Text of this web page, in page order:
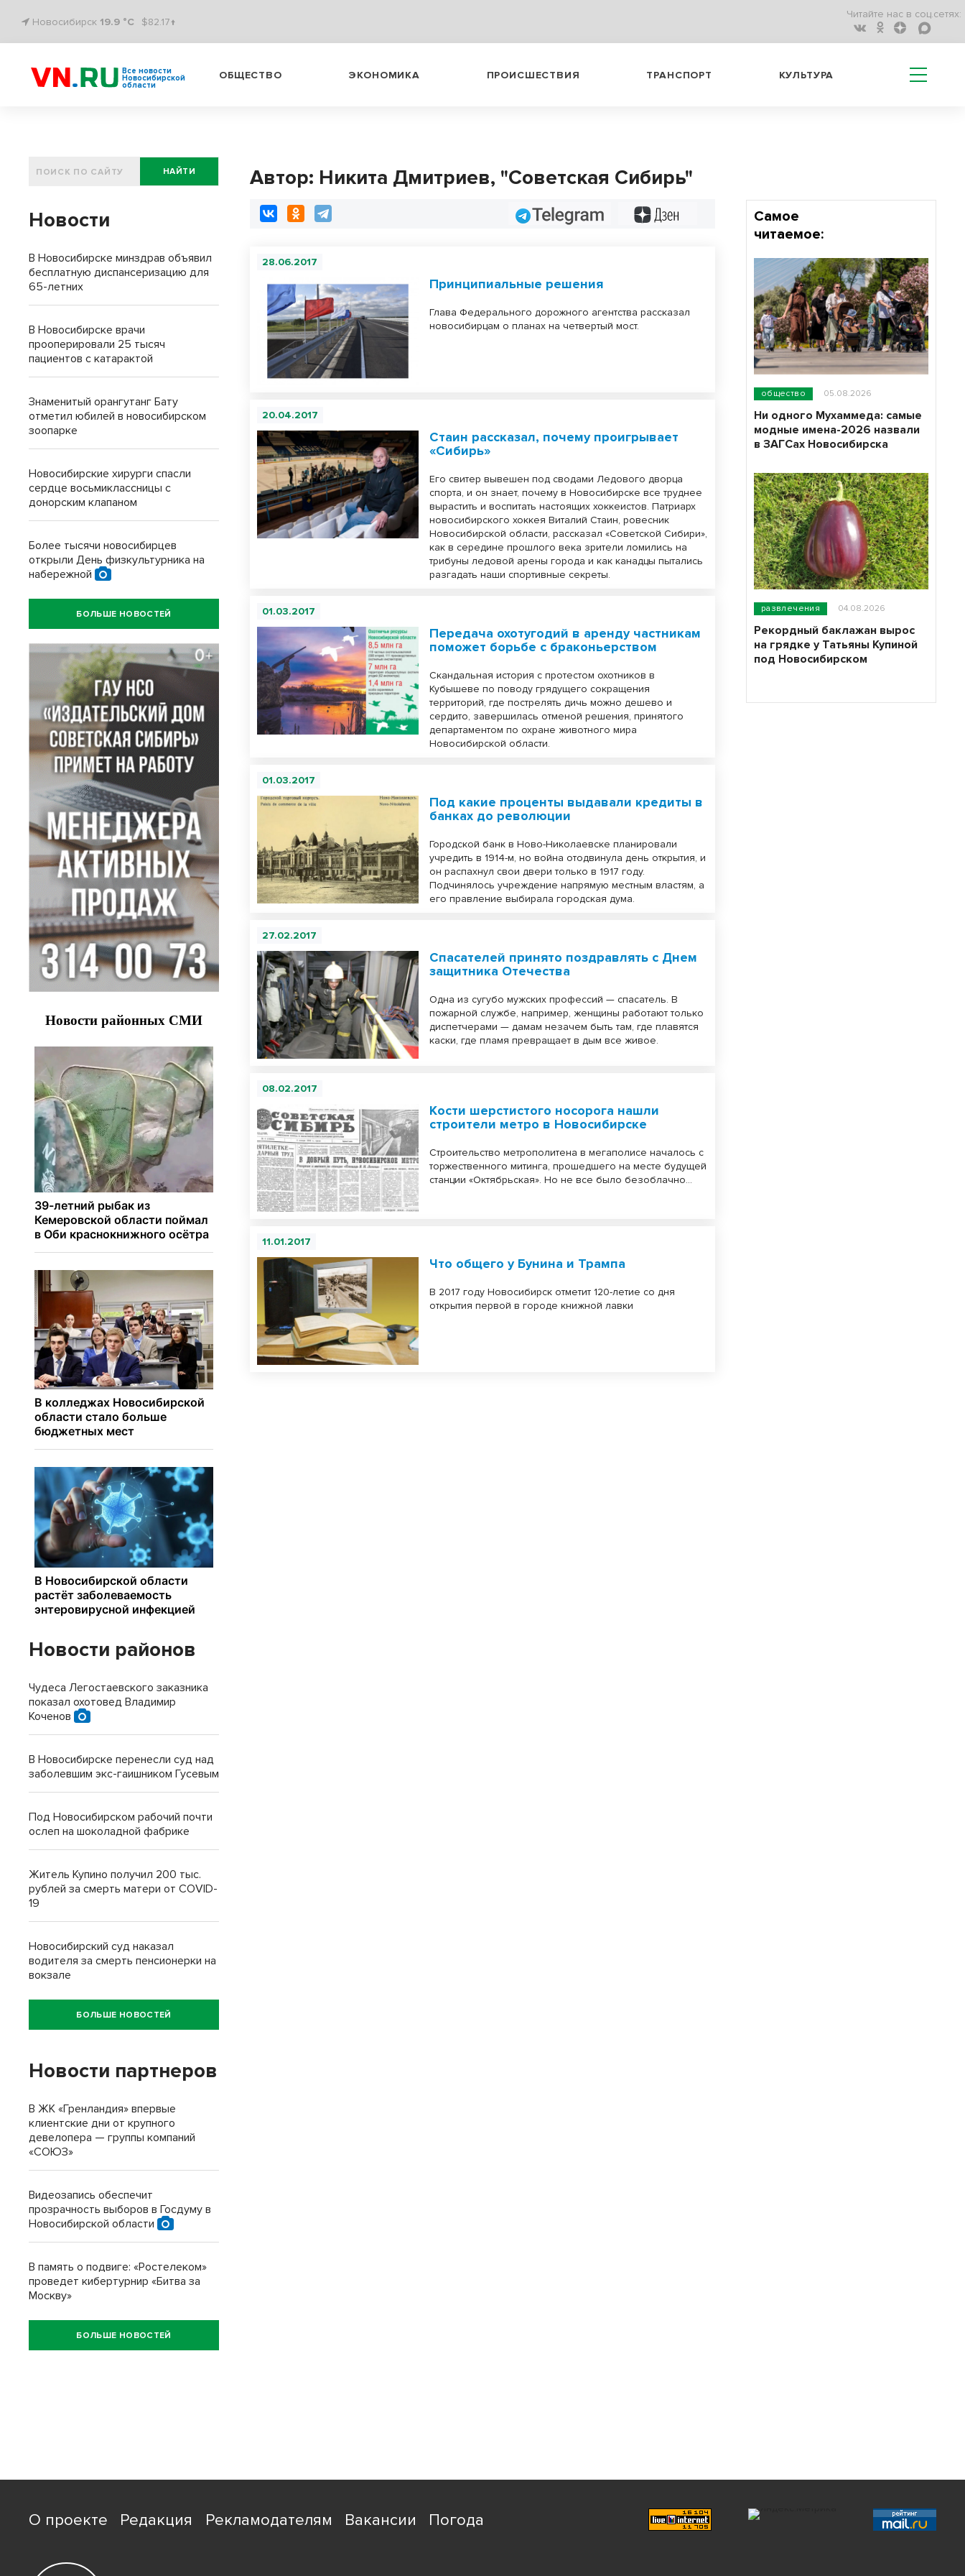
Новосибирск 19.9 °C $82.17↑
Читайте нас в соц.сетях:
Все новости
Новосибирской
области
ОБЩЕСТВО ЭКОНОМИКА ПРОИСШЕСТВИЯ ТРАНСПОРТ КУЛЬТУРА
Автор: Никита Дмитриев, "Советская Сибирь"
Telegram
28.06.2017
Принципиальные решения
Глава Федерального дорожного агентства рассказал
новосибирцам о планах на четвертый мост.
20.04.2017
Стаин рассказал, почему проигрывает
«Сибирь»
Его свитер вывешен под сводами Ледового дворца
спорта, и он знает, почему в Новосибирске все труднее
вырастить и воспитать настоящих хоккеистов. Патриарх
новосибирского хоккея Виталий Стаин, ровесник
Новосибирской области, рассказал «Советской Сибири»,
как в середине прошлого века зрители ломились на
трибуны ледовой арены города и как канадцы пытались
разгадать наши спортивные секреты.
01.03.2017
Передача охотугодий в аренду частникам
поможет борьбе с браконьерством
Скандальная история с протестом охотников в
Кубышеве по поводу грядущего сокращения
территорий, где пострелять дичь можно дешево и
сердито, завершилась отменой решения, принятого
департаментом по охране животного мира
Новосибирской области.
01.03.2017
Под какие проценты выдавали кредиты в
банках до революции
Городской банк в Ново-Николаевске планировали
учредить в 1914-м, но война отодвинула день открытия, и
он распахнул свои двери только в 1917 году.
Подчинялось учреждение напрямую местным властям, а
его правление выбирала городская дума.
27.02.2017
Спасателей принято поздравлять с Днем
защитника Отечества
Одна из сугубо мужских профессий — спасатель. В
пожарной службе, например, женщины работают только
диспетчерами — дамам незачем быть там, где плавятся
каски, где пламя превращает в дым все живое.
08.02.2017
Кости шерстистого носорога нашли
строители метро в Новосибирске
Строительство метрополитена в мегаполисе началось с
торжественного митинга, прошедшего на месте будущей
станции «Октябрьская». Но не все было безоблачно…
11.01.2017
Что общего у Бунина и Трампа
В 2017 году Новосибирск отметит 120-летие со дня
открытия первой в городе книжной лавки
НАЙТИ
Новости
В Новосибирске минздрав объявил
бесплатную диспансеризацию для
65-летних
В Новосибирске врачи
прооперировали 25 тысяч
пациентов с катарактой
Знаменитый орангутанг Бату
отметил юбилей в новосибирском
зоопарке
Новосибирские хирурги спасли
сердце восьмиклассницы с
донорским клапаном
Более тысячи новосибирцев
открыли День физкультурника на
набережной
БОЛЬШЕ НОВОСТЕЙ
Новости районов
Чудеса Легостаевского заказника
показал охотовед Владимир
Коченов
В Новосибирске перенесли суд над
заболевшим экс-гаишником Гусевым
Под Новосибирском рабочий почти
ослеп на шоколадной фабрике
Житель Купино получил 200 тыс.
рублей за смерть матери от COVID-
19
Новосибирский суд наказал
водителя за смерть пенсионерки на
вокзале
БОЛЬШЕ НОВОСТЕЙ
Новости партнеров
В ЖК «Гренландия» впервые
клиентские дни от крупного
девелопера — группы компаний
«СОЮЗ»
Видеозапись обеспечит
прозрачность выборов в Госдуму в
Новосибирской области
В память о подвиге: «Ростелеком»
проведет кибертурнир «Битва за
Москву»
БОЛЬШЕ НОВОСТЕЙ
Самое
читаемое:
общество 05.08.2026
Ни одного Мухаммеда: самые
модные имена-2026 назвали
в ЗАГСах Новосибирска
развлечения 04.08.2026
Рекордный баклажан вырос
на грядке у Татьяны Купиной
под Новосибирском
О проекте Редакция Рекламодателям Вакансии Погода